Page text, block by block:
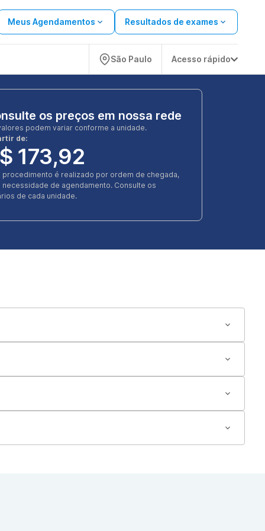
Meus Agendamentos Resultados de exames
São Paulo Acesso rápido
os preços em nossa rede
podem variar conforme a unidade.
de:
173,92
procedimento é realizado por ordem de chegada,
necessidade de agendamento. Consulte os
de cada unidade.